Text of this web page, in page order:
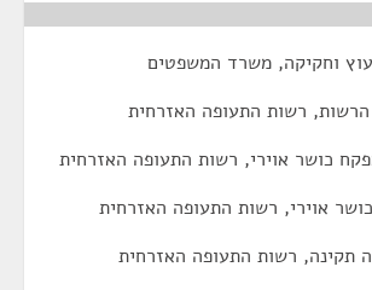
וחקיקה, משרד המשפטים
רשות התעופה האזרחית
כושר אוירי, רשות התעופה האזרחית
אוירי, רשות התעופה האזרחית
תקינה, רשות התעופה האזרחית